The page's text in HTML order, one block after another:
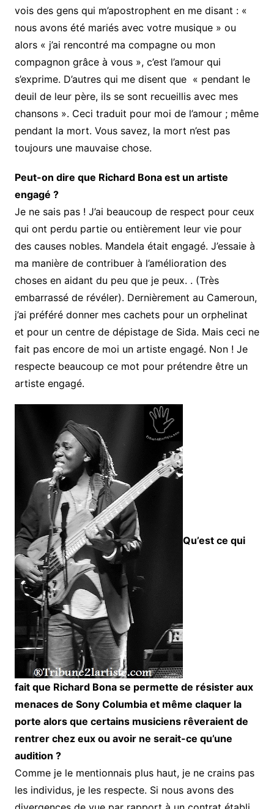
vois des gens qui m’apostrophent en me disant : «
nous avons été mariés avec votre musique » ou
alors « j’ai rencontré ma compagne ou mon
compagnon grâce à vous », c’est l’amour qui
s’exprime. D’autres qui me disent que « pendant le
deuil de leur père, ils se sont recueillis avec mes
chansons ». Ceci traduit pour moi de l’amour ; même
pendant la mort. Vous savez, la mort n’est pas
toujours une mauvaise chose.
Peut-on dire que Richard Bona est un artiste
engagé ?
Je ne sais pas ! J’ai beaucoup de respect pour ceux
qui ont perdu partie ou entièrement leur vie pour
des causes nobles. Mandela était engagé. J’essaie à
ma manière de contribuer à l’amélioration des
choses en aidant du peu que je peux. . (Très
embarrassé de révéler). Dernièrement au Cameroun,
j’ai préféré donner mes cachets pour un orphelinat
et pour un centre de dépistage de Sida. Mais ceci ne
fait pas encore de moi un artiste engagé. Non ! Je
respecte beaucoup ce mot pour prétendre être un
artiste engagé.
Qu’est ce qui
fait que Richard Bona se permette de résister aux
menaces de Sony Columbia et même claquer la
porte alors que certains musiciens rêveraient de
rentrer chez eux ou avoir ne serait-ce qu’une
audition ?
Comme je le mentionnais plus haut, je ne crains pas
les individus, je les respecte. Si nous avons des